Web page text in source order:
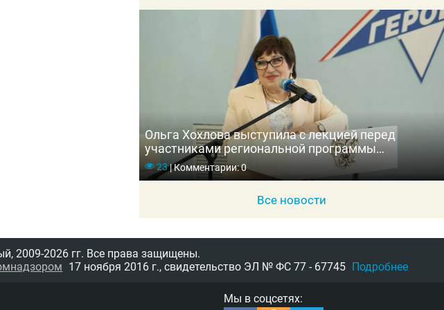
Ольга Хохлова выступила с лекцией перед
участниками региональной программы
«Герои-33»
23|Комментарии: 0
Все новости
2009-2026 гг. Все права защищены.
17 ноября 2016 г., свидетельство ЭЛ № ФС 77 - 67745 Подробнее
Мы в соцсетях: